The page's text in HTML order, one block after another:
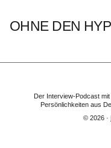
OHNE DEN
Der Interview-Podcast
Persönlichkeiten aus
© 2026 ·